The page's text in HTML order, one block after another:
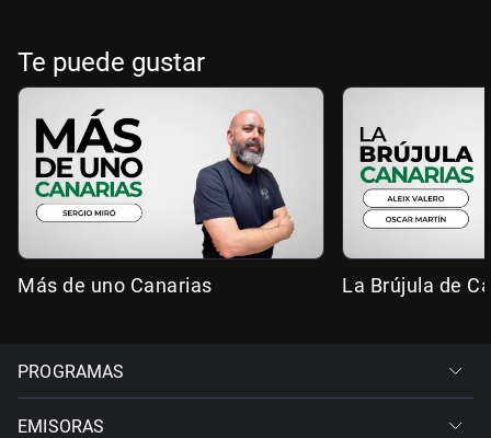
Te puede gustar
Más de uno Canarias La Brújula de
PROGRAMAS
EMISORAS